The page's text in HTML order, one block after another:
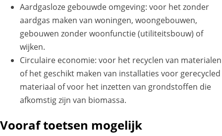
Aardgasloze gebouwde omgeving: voor het zonder
aardgas maken van woningen, woongebouwen,
gebouwen zonder woonfunctie (utiliteitsbouw) of
wijken.
Circulaire economie: voor het recyclen van materialen
of het geschikt maken van installaties voor gerecycled
materiaal of voor het inzetten van grondstoffen die
afkomstig zijn van biomassa.
Vooraf toetsen mogelijk